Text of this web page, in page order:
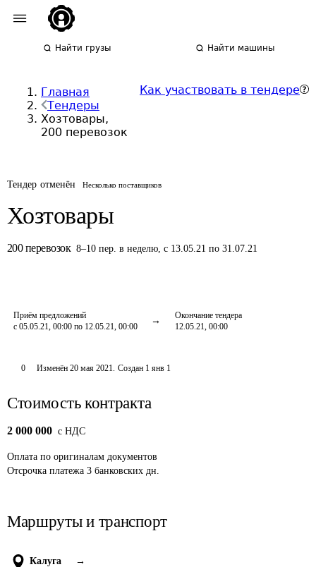
Найти грузы Найти машины
Главная
Тендеры
Хозтовары,
200 перевозок
Как участвовать в тендере
Тендер отменён Несколько поставщиков
Хозтовары
200 перевозок 8–10 пер. в неделю,с 13.05.21 по 31.07.21
Приём предложений
с 05.05.21, 00:00 по 12.05.21, 00:00
Окончание тендера
12.05.21, 00:00
0 Изменён 20 мая 2021. Создан 1 янв 1
Стоимость контракта
2 000 000 c НДС
Оплата по оригиналам документов
Отсрочка платежа 3 банковских дн.
Маршруты и транспорт
Калуга →